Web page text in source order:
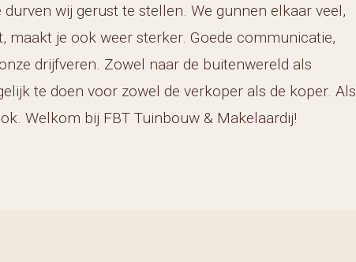
wij gerust te stellen. We gunnen elkaar veel,
maakt je ook weer sterker. Goede communicatie,
drijfveren. Zowel naar de buitenwereld als
te doen voor zowel de verkoper als de koper. Als
Welkom bij FBT Tuinbouw & Makelaardij!